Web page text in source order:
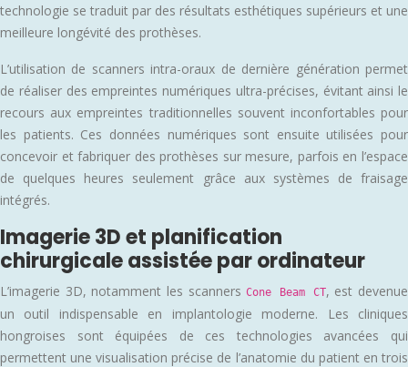
technologie se traduit par des résultats esthétiques supérieurs et une
meilleure longévité des prothèses.
L’utilisation de scanners intra-oraux de dernière génération permet
de réaliser des empreintes numériques ultra-précises, évitant ainsi le
recours aux empreintes traditionnelles souvent inconfortables pour
les patients. Ces données numériques sont ensuite utilisées pour
concevoir et fabriquer des prothèses sur mesure, parfois en l’espace
de quelques heures seulement grâce aux systèmes de fraisage
intégrés.
Imagerie 3D et planification
chirurgicale assistée par ordinateur
L’imagerie 3D, notamment les scannersCone Beam CT, est devenue
un outil indispensable en implantologie moderne. Les cliniques
hongroises sont équipées de ces technologies avancées qui
permettent une visualisation précise de l’anatomie du patient en trois